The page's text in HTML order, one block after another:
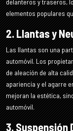
elementos populares
2. Llantas y
Las llantas son una
automóvil. Los
de aleación de alta
apariencia y el agarre
mejoran la estética,
automóvil.
3. Suspensión